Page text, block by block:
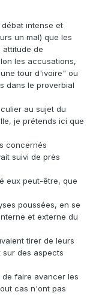
intense et
un mal) que les
de
les accusations,
tour d'ivoire" ou
dans le proverbial
au sujet du
je prétends ici que
concernés
suivi de près
eux peut-être, que
poussées, en se
et externe du
tirer de leurs
des aspects
de faire avancer les
cas n'ont pas